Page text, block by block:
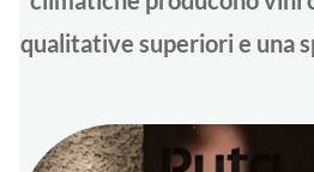
qualitative superiori e una